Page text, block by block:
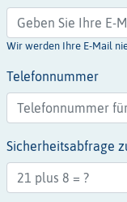
Wir werden Ihre E-Mail
Telefonnummer
Sicherheitsabfrage